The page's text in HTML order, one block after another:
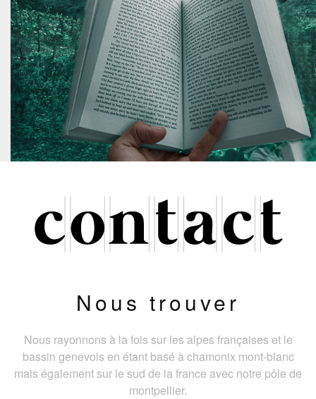
Nous trouver
Nous rayonnons à la fois sur les alpes françaises et le
bassin genevois en étant basé à chamonix mont-blanc
mais également sur le sud de la france avec notre pôle de
montpellier.